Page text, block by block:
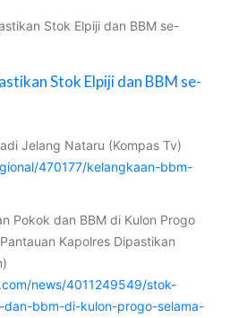
Stok Elpiji dan BBM se-
Stok Elpiji dan BBM se-
Jelang Nataru (Kompas Tv)
470177/kelangkaan-bbm-
Pokok dan BBM di Kulon Progo
Kapolres Dipastikan
news/4011249549/stok-
bbm-di-kulon-progo-selama-